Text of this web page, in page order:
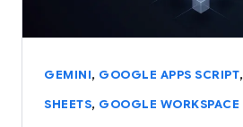
GEMINI, GOOGLE APPS SCRIPT,
SHEETS, GOOGLE WORKSPACE